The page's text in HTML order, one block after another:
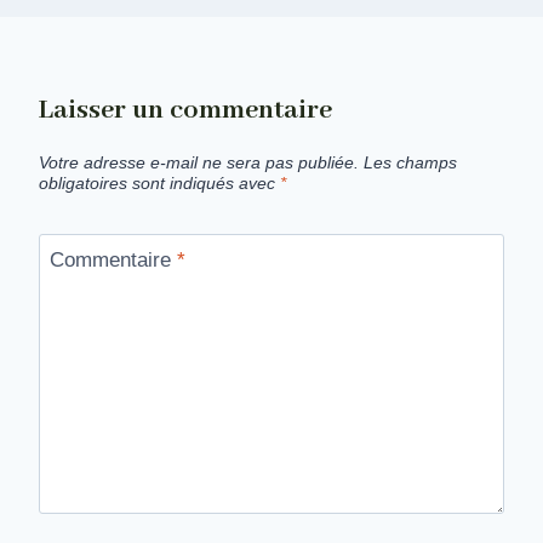
Laisser un commentaire
Votre adresse e-mail ne sera pas publiée. Les champs
obligatoires sont indiqués avec *
Commentaire *